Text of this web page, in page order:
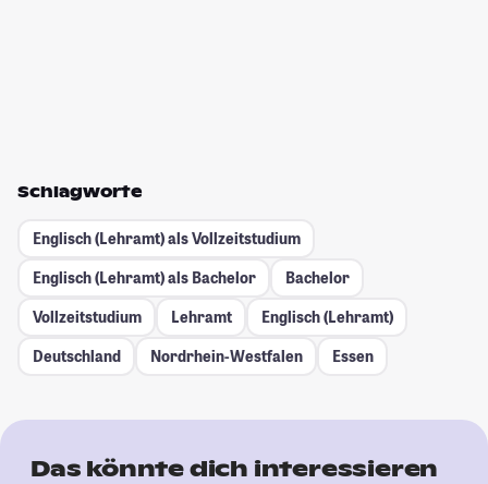
Schlagworte
Englisch (Lehramt) als Vollzeitstudium
Englisch (Lehramt) als Bachelor
Bachelor
Vollzeitstudium
Lehramt
Englisch (Lehramt)
Deutschland
Nordrhein-Westfalen Essen
Das könnte dich interessieren